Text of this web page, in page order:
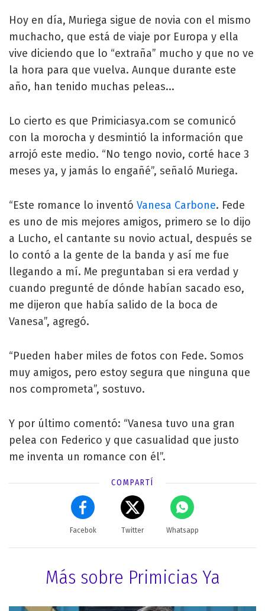
Hoy en día, Muriega sigue de novia con el mismo
muchacho, que está de viaje por Europa y ella
vive diciendo que lo “extraña” mucho y que no ve
la hora para que vuelva. Aunque durante este
año, han tenido muchas peleas...
Lo cierto es que Primiciasya.com se comunicó
con la morocha y desmintió la información que
arrojó este medio. “No tengo novio, corté hace 3
meses ya, y jamás lo engañé”, señaló Muriega.
“Este romance lo inventó Vanesa Carbone. Fede
es uno de mis mejores amigos, primero se lo dijo
a Lucho, el cantante su novio actual, después se
lo contó a la gente de la banda y así me fue
llegando a mí. Me preguntaban si era verdad y
cuando pregunté de dónde habían sacado eso,
me dijeron que había salido de la boca de
Vanesa”, agregó.
“Pueden haber miles de fotos con Fede. Somos
muy amigos, pero estoy segura que ninguna que
nos comprometa”, sostuvo.
Y por último comentó: “Vanesa tuvo una gran
pelea con Federico y que casualidad que justo
me inventa un romance con él”.
COMPARTÍ
Facebok Twitter Whatsapp
Más sobre Primicias Ya